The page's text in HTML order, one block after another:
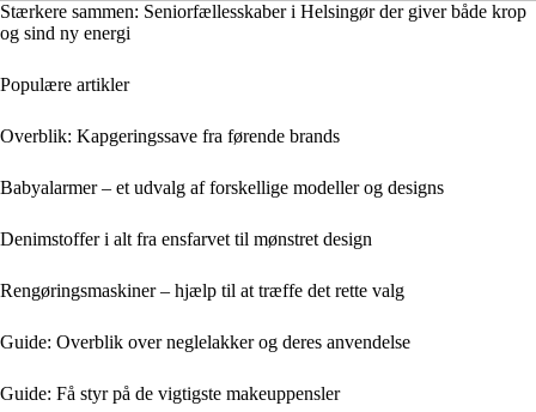
Stærkere sammen: Seniorfællesskaber i Helsingør der giver både krop
og sind ny energi
Populære artikler
Overblik: Kapgeringssave fra førende brands
Babyalarmer – et udvalg af forskellige modeller og designs
Denimstoffer i alt fra ensfarvet til mønstret design
Rengøringsmaskiner – hjælp til at træffe det rette valg
Guide: Overblik over neglelakker og deres anvendelse
Guide: Få styr på de vigtigste makeuppensler